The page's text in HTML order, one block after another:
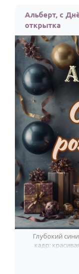
Альберт, с
открытка
Глубокий
кадр: